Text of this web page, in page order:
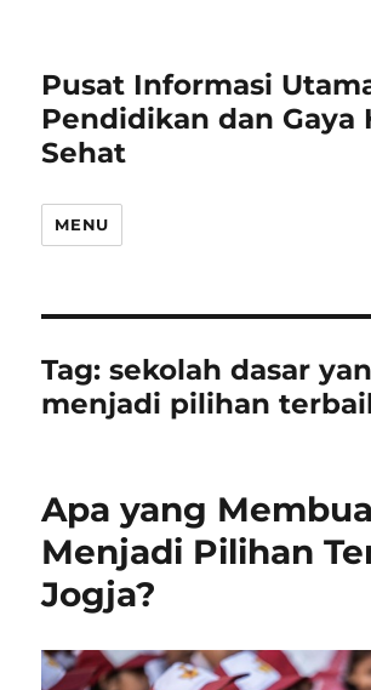
Pusat Informasi
Pendidikan dan Gaya
Sehat
MENU
Tag:sekolah dasar
menjadi pilihan
Apa yang
Menjadi Pilihan
Jogja?